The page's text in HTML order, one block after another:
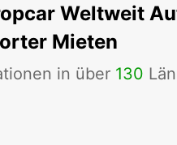
Weltweit
Mieten
in über 130